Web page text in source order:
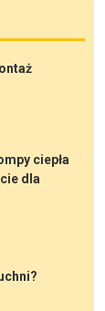
ciepła
dla